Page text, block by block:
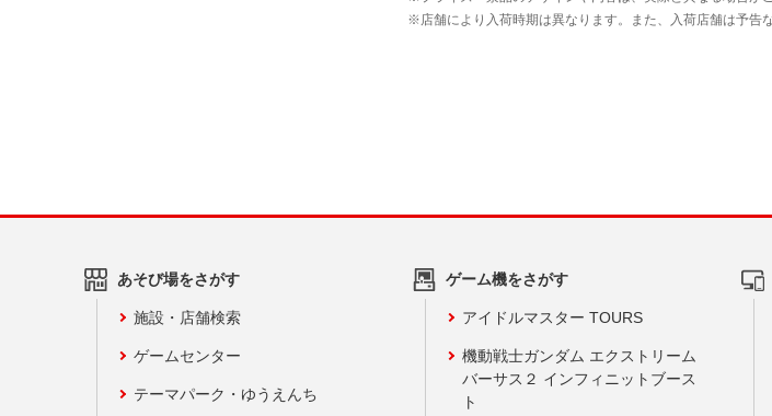
あそび場をさがす
施設・店舗検索
ゲームセンター
テーマパーク・ゆうえんち
ゲーム機をさがす
アイドルマスター TOURS
機動戦士ガンダム エクストリーム
バーサス２ インフィニットブース
ト